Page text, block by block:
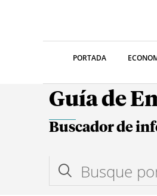
PORTADA
Guía de
Buscador de